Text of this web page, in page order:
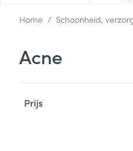
Home / Schoonheid,
Acne
Prijs